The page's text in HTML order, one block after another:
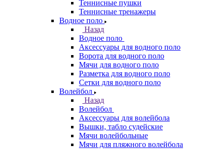
Теннисные пушки
Теннисные тренажеры
Водное поло
Назад
Водное поло
Аксессуары для водного поло
Ворота для водного поло
Мячи для водного поло
Разметка для водного поло
Сетки для водного поло
Волейбол
Назад
Волейбол
Аксессуары для волейбола
Вышки, табло судейские
Мячи волейбольные
Мячи для пляжного волейбола